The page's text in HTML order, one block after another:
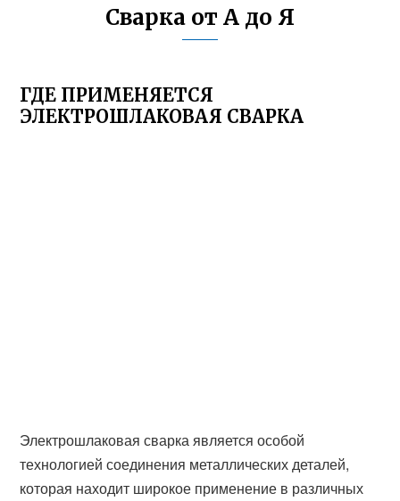
Сварка от А до Я
ГДЕ ПРИМЕНЯЕТСЯ
ЭЛЕКТРОШЛАКОВАЯ СВАРКА
Электрошлаковая сварка является особой
технологией соединения металлических деталей,
которая находит широкое применение в различных